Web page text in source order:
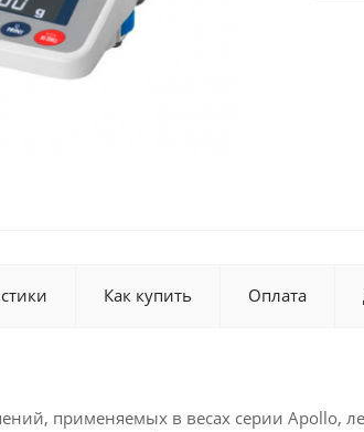
Как купить Оплата
применяемых в весах серии Apollo,